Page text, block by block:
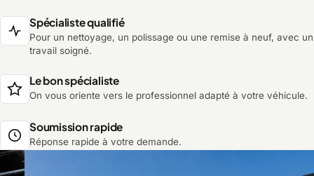
Spécialiste qualifié
Pour un nettoyage, un polissage ou une remise à neuf, avec un
travail soigné.
Le bon spécialiste
On vous oriente vers le professionnel adapté à votre véhicule.
Soumission rapide
Réponse rapide à votre demande.